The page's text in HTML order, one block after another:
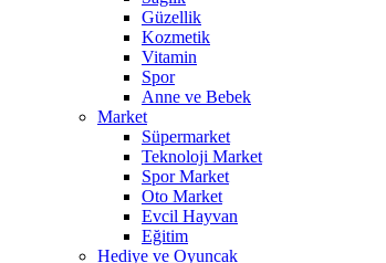
Güzellik
Kozmetik
Vitamin
Spor
Anne ve Bebek
Market
Süpermarket
Teknoloji Market
Spor Market
Oto Market
Evcil Hayvan
Eğitim
Hediye ve Oyuncak